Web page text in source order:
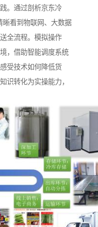
。通过剖析京东冷
晰看到物联网、大数据
全流程。模拟操作
，借助智能调度系统
受技术如何降低货
识转化为实操能力，